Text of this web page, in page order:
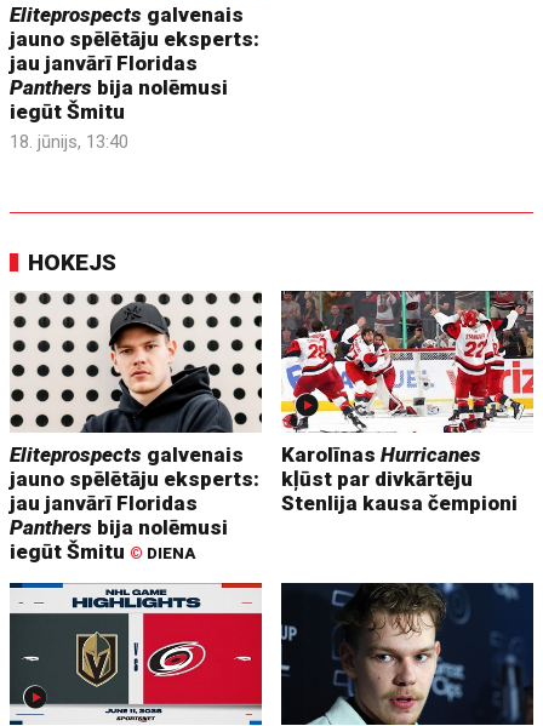
Eliteprospects galvenais
jauno spēlētāju eksperts:
jau janvārī Floridas
Panthers bija nolēmusi
iegūt Šmitu
18. jūnijs, 13:40
HOKEJS
Eliteprospects galvenais
jauno spēlētāju eksperts:
jau janvārī Floridas
Panthers bija nolēmusi
iegūt Šmitu © DIENA
KarolīnasHurricanes
kļūst par divkārtēju
Stenlija kausa čempioni